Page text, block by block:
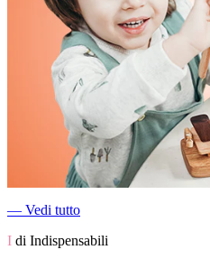
― Vedi tutto
I di Indispensabili